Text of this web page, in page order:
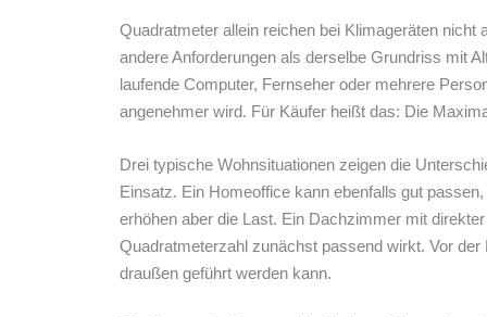
Quadratmeter allein reichen bei Klimageräten
andere Anforderungen als derselbe Grundriss mit
laufende Computer, Fernseher oder mehrere
angenehmer wird. Für Käufer heißt das: Die
Drei typische Wohnsituationen zeigen die
Einsatz. Ein Homeoffice kann ebenfalls gut
erhöhen aber die Last. Ein Dachzimmer mit
Quadratmeterzahl zunächst passend wirkt. Vor
draußen geführt werden kann.